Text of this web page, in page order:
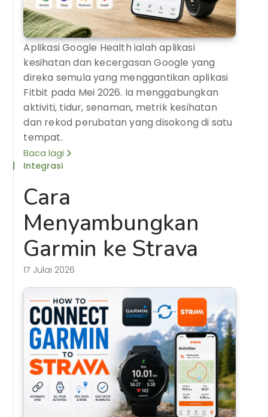
Aplikasi Google Health ialah aplikasi
kesihatan dan kecergasan Google yang
direka semula yang menggantikan aplikasi
Fitbit pada Mei 2026. Ia menggabungkan
aktiviti, tidur, senaman, metrik kesihatan
dan rekod perubatan yang disokong di satu
tempat.
Baca lagi
Integrasi
Cara
Menyambungkan
Garmin ke Strava
17 Julai 2026